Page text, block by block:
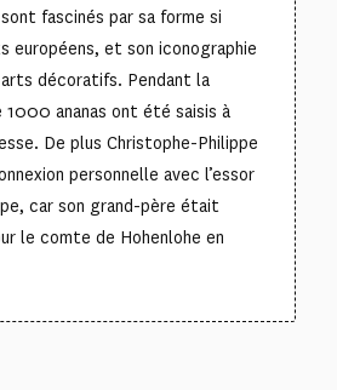
fascinés par sa forme si
européens, et son iconographie
décoratifs. Pendant la
1000 ananas ont été saisis à
De plus Christophe-Philippe
personnelle avec l’essor
car son grand-père était
le comte de Hohenlohe en